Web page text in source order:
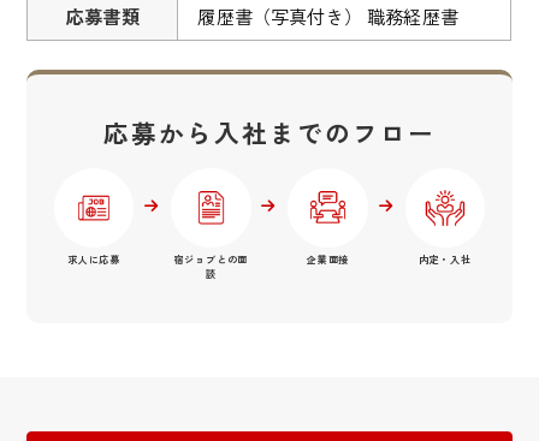
応募書類
履歴書（写真付き） 職務経歴書
応募から入社までのフロー
求人に応募
宿ジョブとの面
談
企業面接 内定・入社